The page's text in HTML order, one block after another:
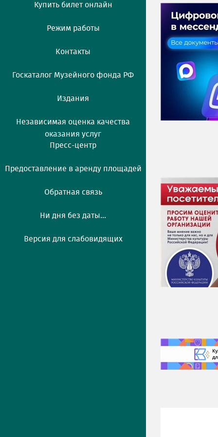
Купить билет онлайн
Режим работы
Контакты
Госкаталог Музейного фонда РФ
Издания
Независимая оценка качества
оказания услуг
Пресс-центр
Предоставление в аренду площадей
Обратная связь
Ни дня без даты...
Версия для слабовидящих